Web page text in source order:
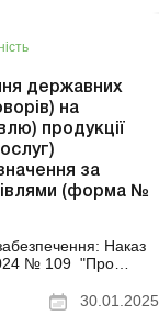
державних
на
продукції
за
(форма №
Наказ
№ 109 "Про
щодо
оборонних
30.01.2025